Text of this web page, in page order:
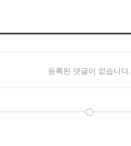
등록된 댓글이 없습니다.